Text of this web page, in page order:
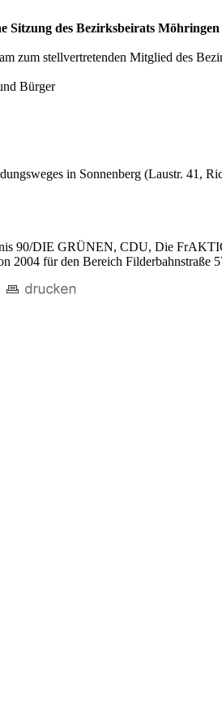
Sitzung des Bezirksbeirats
zum stellvertretenden Mitglied des
Bürger
in Sonnenberg (Laustr. 41,
90/DIE GRÜNEN, CDU, Die
2004 für den Bereich